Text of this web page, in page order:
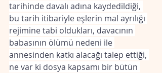
tarihinde davalı adına kaydedildiği,
bu tarih itibariyle eşlerin mal ayrılığı
rejimine tabi oldukları, davacının
babasının ölümü nedeni ile
annesinden katkı alacağı talep ettiği,
ne var ki dosya kapsamı bir bütün